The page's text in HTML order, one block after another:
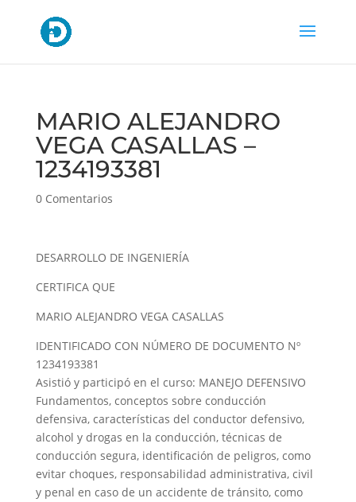
MARIO ALEJANDRO
VEGA CASALLAS –
1234193381
0 Comentarios
DESARROLLO DE INGENIERÍA
CERTIFICA QUE
MARIO ALEJANDRO VEGA CASALLAS
IDENTIFICADO CON NÚMERO DE DOCUMENTO Nº
1234193381
Asistió y participó en el curso: MANEJO DEFENSIVO
Fundamentos, conceptos sobre conducción
defensiva, características del conductor defensivo,
alcohol y drogas en la conducción, técnicas de
conducción segura, identificación de peligros, como
evitar choques, responsabilidad administrativa, civil
y penal en caso de un accidente de tránsito, como